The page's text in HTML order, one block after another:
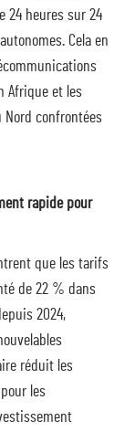
24 heures sur 24
Cela en
Afrique et les
Nord confrontées
rapide pour
que les tarifs
de 22 % dans
2024,
réduit les
les